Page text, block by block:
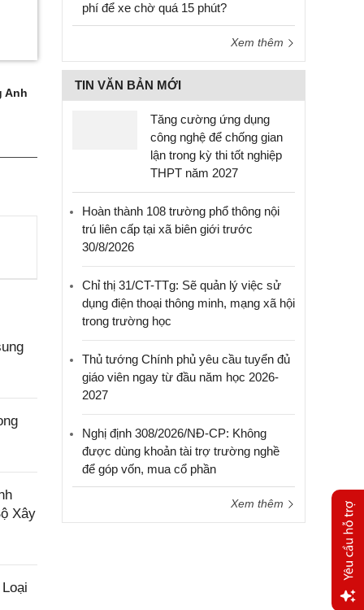
Anh
Xây
phí để xe chờ quá 15 phút?
Xem thêm
TIN VĂN BẢN MỚI
Tăng cường ứng dụng
công nghệ để chống gian
lận trong kỳ thi tốt nghiệp
THPT năm 2027
Hoàn thành 108 trường phổ thông nội
trú liên cấp tại xã biên giới trước
30/8/2026
Chỉ thị 31/CT-TTg: Sẽ quản lý việc sử
dụng điện thoại thông minh, mạng xã hội
trong trường học
Thủ tướng Chính phủ yêu cầu tuyển đủ
giáo viên ngay từ đầu năm học 2026-
2027
Nghị định 308/2026/NĐ-CP: Không
được dùng khoản tài trợ trường nghề
để góp vốn, mua cổ phần
Xem thêm